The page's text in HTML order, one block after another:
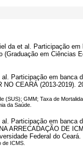
da et al. Participação
em Ciências
Participação em
CEARÁ (2013-2019).
GMM; Taxa de
da Saúde.
Participação em
ARRECADAÇÃO DE
Federal do Ceará.
ICMS.